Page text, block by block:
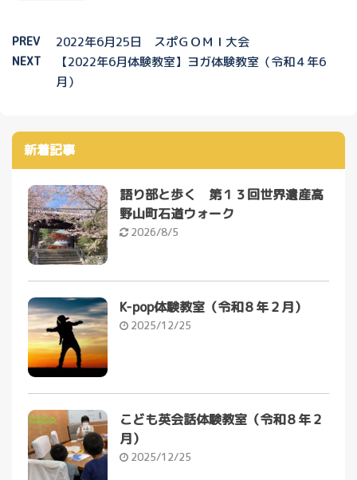
PREV 2022年6月25日 スポＧＯＭＩ大会
NEXT
【2022年6月体験教室】ヨガ体験教室（令和４年6
月）
新着記事
語り部と歩く 第１３回世界遺産高
野山町石道ウォーク
2026/8/5
K-pop体験教室（令和８年２月）
2025/12/25
こども英会話体験教室（令和８年２
月）
2025/12/25